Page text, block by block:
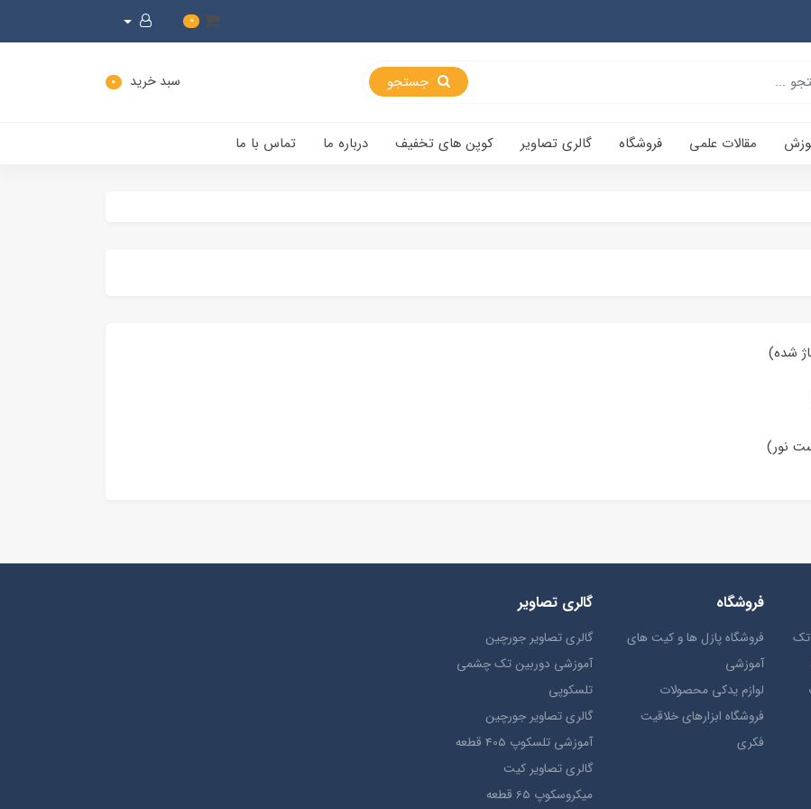
0
سبد خرید 0
مقالات علمی فروشگاه گالری تصاویر کوپن های تخفیف درباره ما تماس با ما
نور)
تک
فروشگاه
فروشگاه پازل ها و کیت های
آموزشی
لوازم یدکی محصولات
فروشگاه ابزارهای خلاقیت
فکری
گالری تصاویر
گالری تصاویر جورچین
آموزشی دوربین تک چشمی
تلسکوپی
گالری تصاویر جورچین
آموزشی تلسکوپ 405 قطعه
گالری تصاویر کیت
میکروسکوپ 65 قطعه